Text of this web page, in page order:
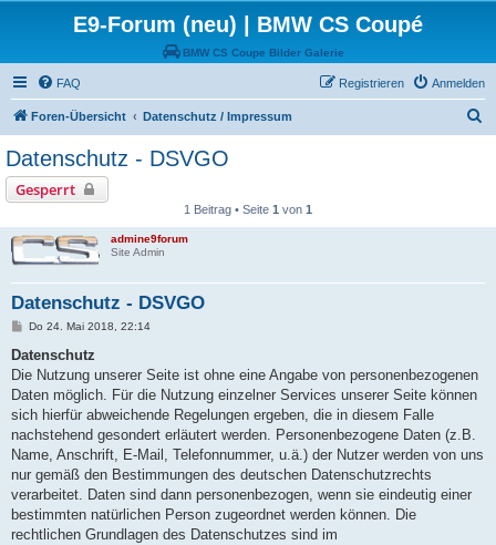
E9-Forum (neu) | BMW CS Coupé
BMW CS Coupe Bilder Galerie
FAQ Anmelden
Registrieren
Foren-Übersicht Datenschutz / Impressum
Datenschutz - DSVGO
Gesperrt
1 Beitrag • Seite 1 von 1
admine9forum
Site Admin
Datenschutz - DSVGO
B
i
r
a
Do 24. Mai 2018, 22:14
Datenschutz
Die Nutzung unserer Seite ist ohne eine Angabe von personenbezogenen
Daten möglich. Für die Nutzung einzelner Services unserer Seite können
sich hierfür abweichende Regelungen ergeben, die in diesem Falle
nachstehend gesondert erläutert werden. Personenbezogene Daten (z.B.
Name, Anschrift, E-Mail, Telefonnummer, u.ä.) der Nutzer werden von uns
nur gemäß den Bestimmungen des deutschen Datenschutzrechts
verarbeitet. Daten sind dann personenbezogen, wenn sie eindeutig einer
bestimmten natürlichen Person zugeordnet werden können. Die
rechtlichen Grundlagen des Datenschutzes sind im